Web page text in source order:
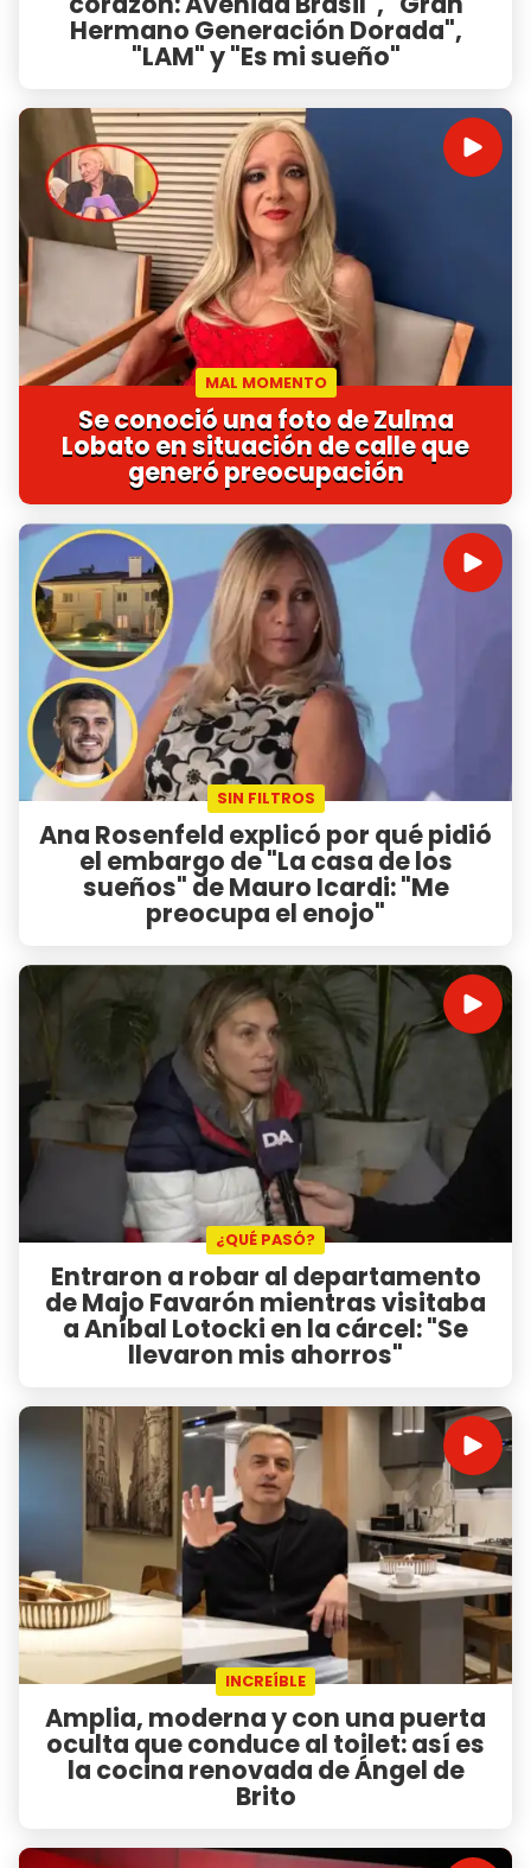
Hermano Generación Dorada",
"LAM" y "Es mi sueño"
MAL MOMENTO
Se conoció una foto de Zulma
Lobato en situación de calle que
generó preocupación
SIN FILTROS
Ana Rosenfeld explicó por qué pidió
el embargo de "La casa de los
sueños" de Mauro Icardi: "Me
preocupa el enojo"
¿QUÉ PASÓ?
Entraron a robar al departamento
de Majo Favarón mientras visitaba
a Aníbal Lotocki en la cárcel: "Se
llevaron mis ahorros"
INCREÍBLE
Amplia, moderna y con una puerta
oculta que conduce al toilet: así es
la cocina renovada de Ángel de
Brito